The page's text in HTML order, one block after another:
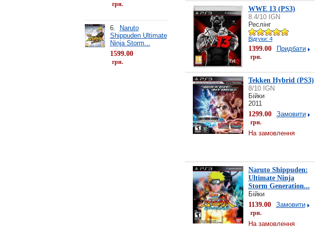
WWE 13 (PS3)
8.4/10 IGN
Реслінг
Відгуки: 4
1399.00
грн.
Придбати
Tekken Hybrid (PS3)
8/10 IGN
Бійки
2011
1299.00
грн.
Замовити
На замовлення
Naruto Shippuden:
Ultimate Ninja
Storm Generation...
Бійки
1139.00
грн.
Замовити
На замовлення
грн.
6.
Naruto
Shippuden Ultimate
Ninja Storm...
1599.00
грн.